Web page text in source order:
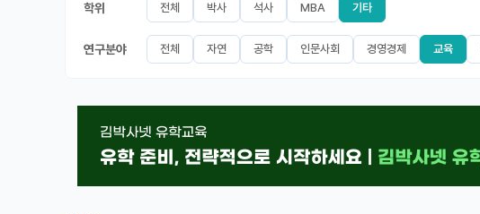
학위 전체 박사 석사 MBA 기타
연구분야 전체 자연 공학 인문사회 경영경제 교육